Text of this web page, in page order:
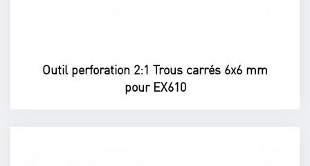
Outil perforation 2:1 Trous carrés 6x6 mm
pour EX610